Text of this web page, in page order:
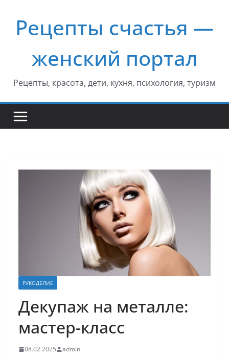
содержимому
Рецепты счастья —
женский портал
Рецепты, красота, дети, кухня, психология, туризм
РУКОДЕЛИЕ
Декупаж на металле:
мастер-класс
08.02.2025 admin